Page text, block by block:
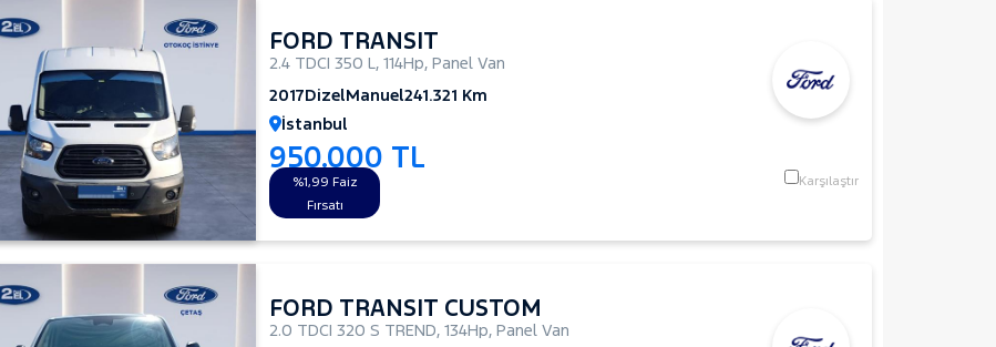
FORD TRANSIT
2.4 TDCI 350 L, 114Hp, Panel Van
2017DizelManuel241.321 Km
İstanbul
950.000 TL
%1,99 Faiz
Fırsatı
Karşılaştır
FORD TRANSIT CUSTOM
2.0 TDCI 320 S TREND, 134Hp, Panel Van